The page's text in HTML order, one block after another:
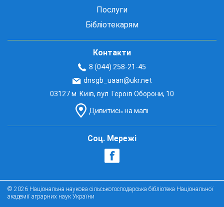
Послуги
Бібліотекарям
Контакти
8 (044) 258-21-45
dnsgb_uaan@ukr.net
03127 м. Київ, вул. Героїв Оборони, 10
Дивитись на мапі
Соц. Мережі
© 2026 Національна наукова сільськогосподарська бібліотека Національної
академії аграрних наук України